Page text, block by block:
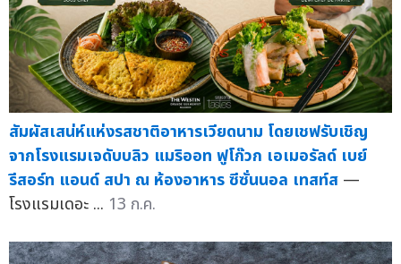
สัมผัสเสน่ห์แห่งรสชาติอาหารเวียดนาม โดยเชฟรับเชิญ
จากโรงแรมเจดับบลิว แมริออท ฟูโก๊วก เอเมอรัลด์ เบย์
รีสอร์ท แอนด์ สปา ณ ห้องอาหาร ซีซั่นนอล เทสท์ส —
โรงแรมเดอะ ... 13 ก.ค.